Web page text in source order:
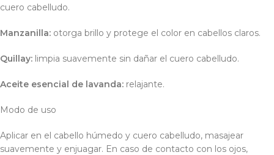
cuero cabelludo.
Manzanilla: otorga brillo y protege el color en cabellos claros.
Quillay: limpia suavemente sin dañar el cuero cabelludo.
Aceite esencial de lavanda: relajante.
Modo de uso
Aplicar en el cabello húmedo y cuero cabelludo, masajear
suavemente y enjuagar. En caso de contacto con los ojos,